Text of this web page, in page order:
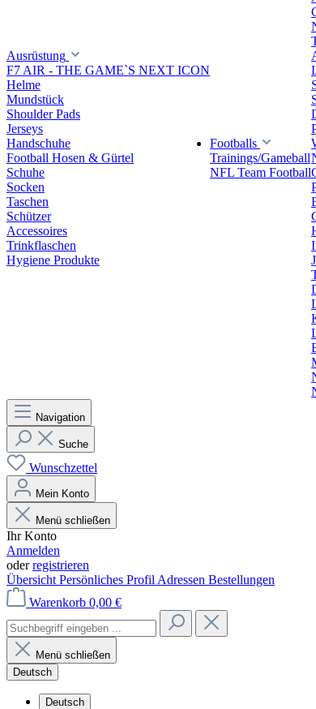
Ausrüstung
F7 AIR - THE GAME`S NEXT ICON
Helme
Mundstück
Shoulder Pads
Jerseys
Handschuhe
Football Hosen & Gürtel
Schuhe
Socken
Taschen
Schützer
Accessoires
Trinkflaschen
Hygiene Produkte
Footballs
Trainings/Gameball
NFL Team Football
Navigation
Suche
Wunschzettel
Mein Konto
Menü schließen
Ihr Konto
Anmelden
oderregistrieren
Übersicht Persönliches Profil Adressen Bestellungen
Warenkorb 0,00 €
Menü schließen
Deutsch
Deutsch